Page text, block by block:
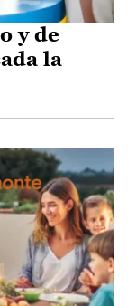
y de
la